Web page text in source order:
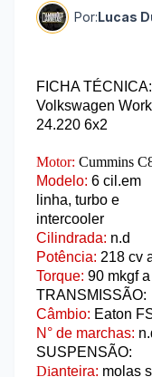
Por:Lucas
FICHA TÉCNICA:
Volkswagen
24.220 6x2
Motor: Cummins
Modelo: 6 cil.em
linha, turbo e
intercooler
Cilindrada: n.d
Potência: 218 cv
Torque: 90 mkgf
TRANSMISSÃO:
Câmbio: Eaton
N° de marchas:
SUSPENSÃO:
Dianteira: molas